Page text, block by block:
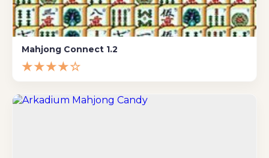
Mahjong Connect 1.2
★★★★☆